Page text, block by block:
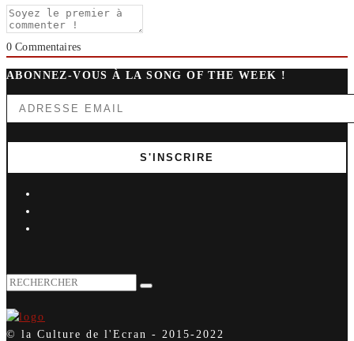
0 Commentaires
ABONNEZ-VOUS À LA SONG OF THE WEEK !
© la Culture de l'Ecran - 2015-2022